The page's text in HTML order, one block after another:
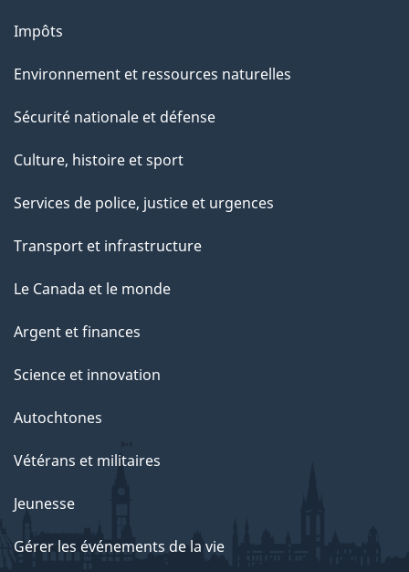
Impôts
Environnement et ressources naturelles
Sécurité nationale et défense
Culture, histoire et sport
Services de police, justice et urgences
Transport et infrastructure
Le Canada et le monde
Argent et finances
Science et innovation
Autochtones
Vétérans et militaires
Jeunesse
Gérer les événements de la vie